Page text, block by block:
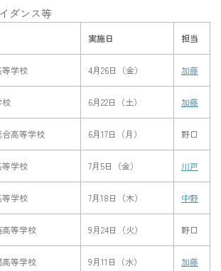
ダンス等
実施日 担当
等学校 4月26日（金） 加藤
校 6月22日（土） 加藤
高等学校 6月17日（月） 野口
等学校 7月5日（金） 川戸
等学校 7月18日（木） 中野
等学校 9月24日（火） 野口
等学校 9月11日（水） 加藤